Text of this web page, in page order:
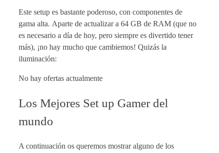
Este setup es bastante poderoso, con componentes de
gama alta. Aparte de actualizar a 64 GB de RAM (que no
es necesario a día de hoy, pero siempre es divertido tener
más), ¡no hay mucho que cambiemos! Quizás la
iluminación:
No hay ofertas actualmente
Los Mejores Set up Gamer del
mundo
A continuación os queremos mostrar alguno de los